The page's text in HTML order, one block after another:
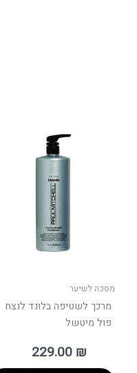
מסכה לשיער
מרכך לשטיפה בלונד לנצח
פול מיטשל
229.00 ₪